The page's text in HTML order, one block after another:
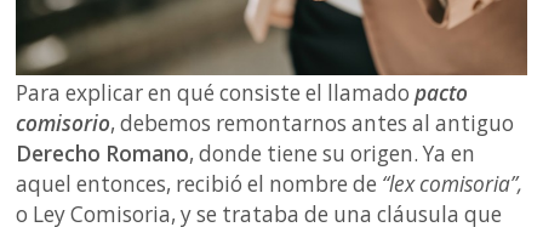
Para explicar en qué consiste el llamadopacto
comisorio, debemos remontarnos antes al antiguo
Derecho Romano, donde tiene su origen. Ya en
aquel entonces, recibió el nombre de “lex comisoria”,
o Ley Comisoria, y se trataba de una cláusula que